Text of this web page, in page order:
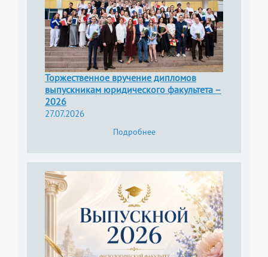
Торжественное вручение дипломов
выпускникам юридического факультета –
2026
27.07.2026
Подробнее